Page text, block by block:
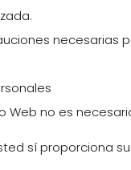
Web no es
sí proporciona